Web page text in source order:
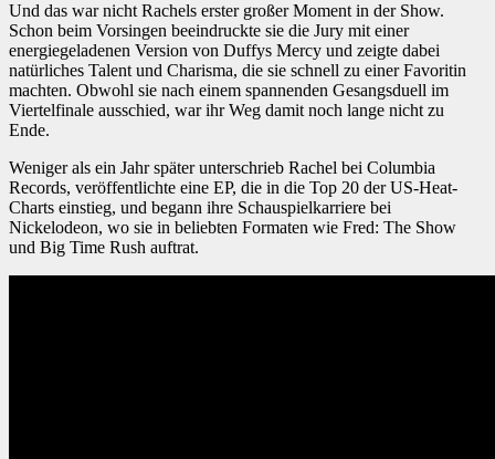
Und das war nicht Rachels erster großer Moment in der Show.
Schon beim Vorsingen beeindruckte sie die Jury mit einer
energiegeladenen Version von Duffys Mercy und zeigte dabei
natürliches Talent und Charisma, die sie schnell zu einer Favoritin
machten. Obwohl sie nach einem spannenden Gesangsduell im
Viertelfinale ausschied, war ihr Weg damit noch lange nicht zu
Ende.
Weniger als ein Jahr später unterschrieb Rachel bei Columbia
Records, veröffentlichte eine EP, die in die Top 20 der US-Heat-
Charts einstieg, und begann ihre Schauspielkarriere bei
Nickelodeon, wo sie in beliebten Formaten wie Fred: The Show
und Big Time Rush auftrat.